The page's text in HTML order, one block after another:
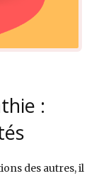
:
des autres, il